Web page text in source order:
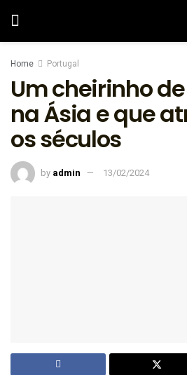
Home Portugal
Um cheirinho
na Ásia e que
os séculos
by admin 13/02/2024